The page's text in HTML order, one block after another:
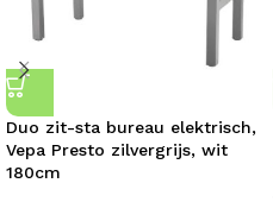
Duo zit-sta bureau elektrisch,
Vepa Presto zilvergrijs, wit
180cm